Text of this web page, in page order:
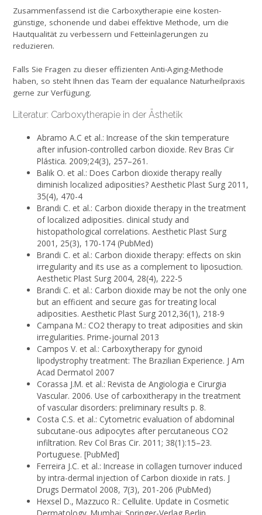
Zusammenfassend ist die Carboxytherapie eine kosten­
günstige, schonende und dabei effektive Methode, um die
Hautqualität zu verbessern und Fetteinlagerungen zu
reduzieren.
Falls Sie Fragen zu dieser effizienten Anti-Aging-Methode
haben, so steht Ihnen das Team der equalance Naturheilpraxis
gerne zur Verfügung.
Literatur: Carboxytherapie in der Ästhetik
Abramo A.C et al.: Increase of the skin temperature
after infusion-controlled carbon dioxide. Rev Bras Cir
Plástica. 2009;24(3), 257–261.
Balik O. et al.: Does Carbon dioxide therapy really
diminish localized adiposities? Aesthetic Plast Surg 2011,
35(4), 470-4
Brandi C. et al.: Carbon dioxide therapy in the treatment
of local­ized adiposities. clinical study and
histopathological correlations. Aesthetic Plast Surg
2001, 25(3), 170-174 (PubMed)
Brandi C. et al.: Carbon dioxide therapy: effects on skin
irregularity and its use as a complement to liposuction.
Aesthetic Plast Surg 2004, 28(4), 222-5
Brandi C. et al.: Carbon dioxide may be not the only one
but an efficient and secure gas for treating local
adiposities. Aesthetic Plast Surg 2012,36(1), 218-9
Campana M.: CO2 therapy to treat adiposities and skin
irregulari­ties. Prime-journal 2013
Campos V. et al.: Carboxytherapy for gynoid
lipodystrophy treat­ment: The Brazilian Experience. J Am
Acad Dermatol 2007
Corassa J.M. et al.: Revista de Angiologia e Cirurgia
Vascular. 2006. Use of carboxitherapy in the treatment
of vascular disorders: prelim­inary results p. 8.
Costa C.S. et al.: Cytometric evaluation of abdominal
subcutane-ous adipocytes after percutaneous CO2
infiltration. Rev Col Bras Cir. 2011; 38(1):15–23.
Portuguese. [PubMed]
Ferreira J.C. et al.: Increase in collagen turnover induced
by intra-dermal injection of Carbon dioxide in rats. J
Drugs Dermatol 2008, 7(3), 201-206 (PubMed)
Hexsel D., Mazzuco R.: Cellulite. Update in Cosmetic